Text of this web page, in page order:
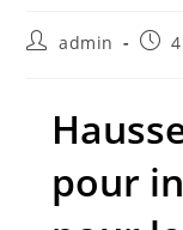
admin
pour